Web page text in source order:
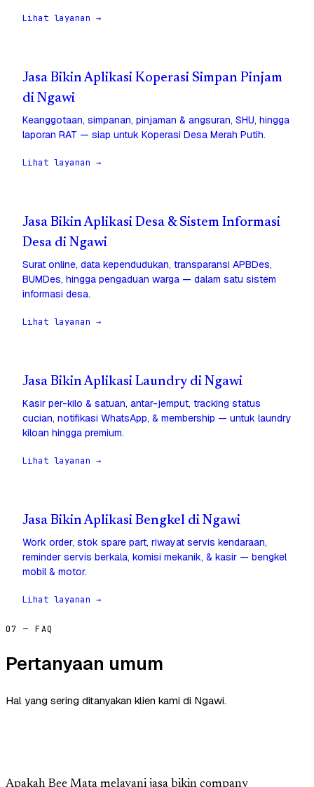
Lihat layanan →
Jasa Bikin Aplikasi Koperasi Simpan Pinjam
di Ngawi
Keanggotaan, simpanan, pinjaman & angsuran, SHU, hingga
laporan RAT — siap untuk Koperasi Desa Merah Putih.
Lihat layanan →
Jasa Bikin Aplikasi Desa & Sistem Informasi
Desa di Ngawi
Surat online, data kependudukan, transparansi APBDes,
BUMDes, hingga pengaduan warga — dalam satu sistem
informasi desa.
Lihat layanan →
Jasa Bikin Aplikasi Laundry di Ngawi
Kasir per-kilo & satuan, antar-jemput, tracking status
cucian, notifikasi WhatsApp, & membership — untuk laundry
kiloan hingga premium.
Lihat layanan →
Jasa Bikin Aplikasi Bengkel di Ngawi
Work order, stok spare part, riwayat servis kendaraan,
reminder servis berkala, komisi mekanik, & kasir — bengkel
mobil & motor.
Lihat layanan →
07 — FAQ
Pertanyaan umum
Hal yang sering ditanyakan klien kami di Ngawi.